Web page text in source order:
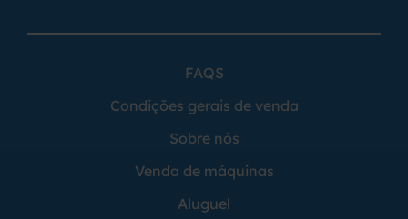
FAQS
Condições gerais de venda
Sobre nós
Venda de máquinas
Aluguel